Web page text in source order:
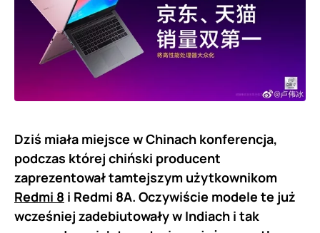
Dziś miała miejsce w Chinach konferencja,
podczas której chiński producent
zaprezentował tamtejszym użytkownikom
Redmi 8 i Redmi 8A. Oczywiście modele te już
wcześniej zadebiutowały w Indiach i tak